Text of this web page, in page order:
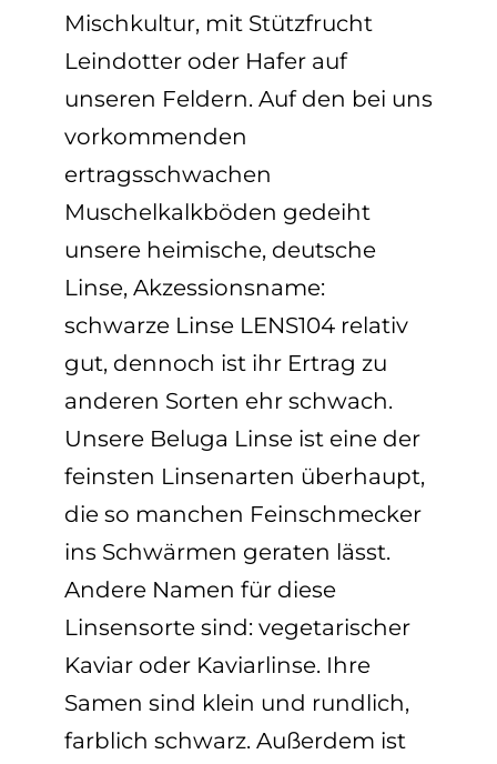
Mischkultur, mit Stützfrucht
Leindotter oder Hafer auf
unseren Feldern. Auf den bei uns
vorkommenden
ertragsschwachen
Muschelkalkböden gedeiht
unsere heimische, deutsche
Linse, Akzessionsname:
schwarze Linse LENS104 relativ
gut, dennoch ist ihr Ertrag zu
anderen Sorten ehr schwach.
Unsere Beluga Linse ist eine der
feinsten Linsenarten überhaupt,
die so manchen Feinschmecker
ins Schwärmen geraten lässt.
Andere Namen für diese
Linsensorte sind: vegetarischer
Kaviar oder Kaviarlinse. Ihre
Samen sind klein und rundlich,
farblich schwarz. Außerdem ist